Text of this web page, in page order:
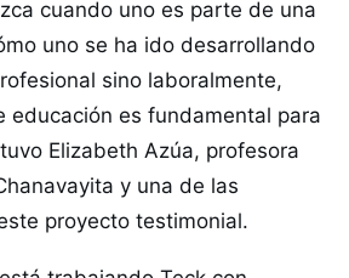
cuando uno es parte de una
uno se ha ido desarrollando
sino laboralmente,
educación es fundamental para
Elizabeth Azúa, profesora
y una de las
proyecto testimonial.